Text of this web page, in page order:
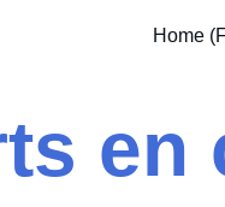
Home